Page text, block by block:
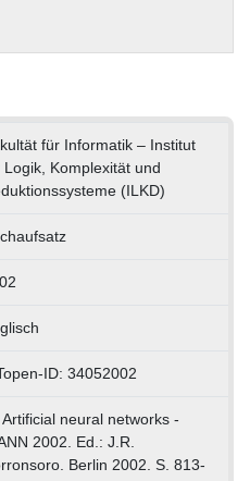
für Informatik – Institut
Logik, Komplexität und
(ILKD)
ID: 34052002
Artificial neural networks -
2002. Ed.: J.R.
Berlin 2002. S. 813-